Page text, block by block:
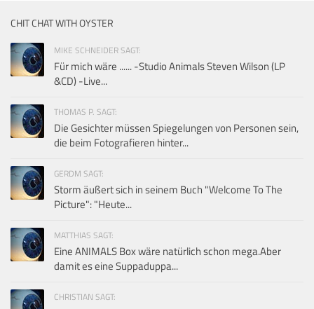
CHIT CHAT WITH OYSTER
MIKE SCHNEIDER SAGT:
Für mich wäre ...... -Studio Animals Steven Wilson (LP
&CD) -Live...
THOMAS P. SAGT:
Die Gesichter müssen Spiegelungen von Personen sein,
die beim Fotografieren hinter...
GERDM SAGT:
Storm äußert sich in seinem Buch "Welcome To The
Picture": "Heute...
MATTHIAS SAGT:
Eine ANIMALS Box wäre natürlich schon mega.Aber
damit es eine Suppaduppa...
CHRISTIAN SAGT: